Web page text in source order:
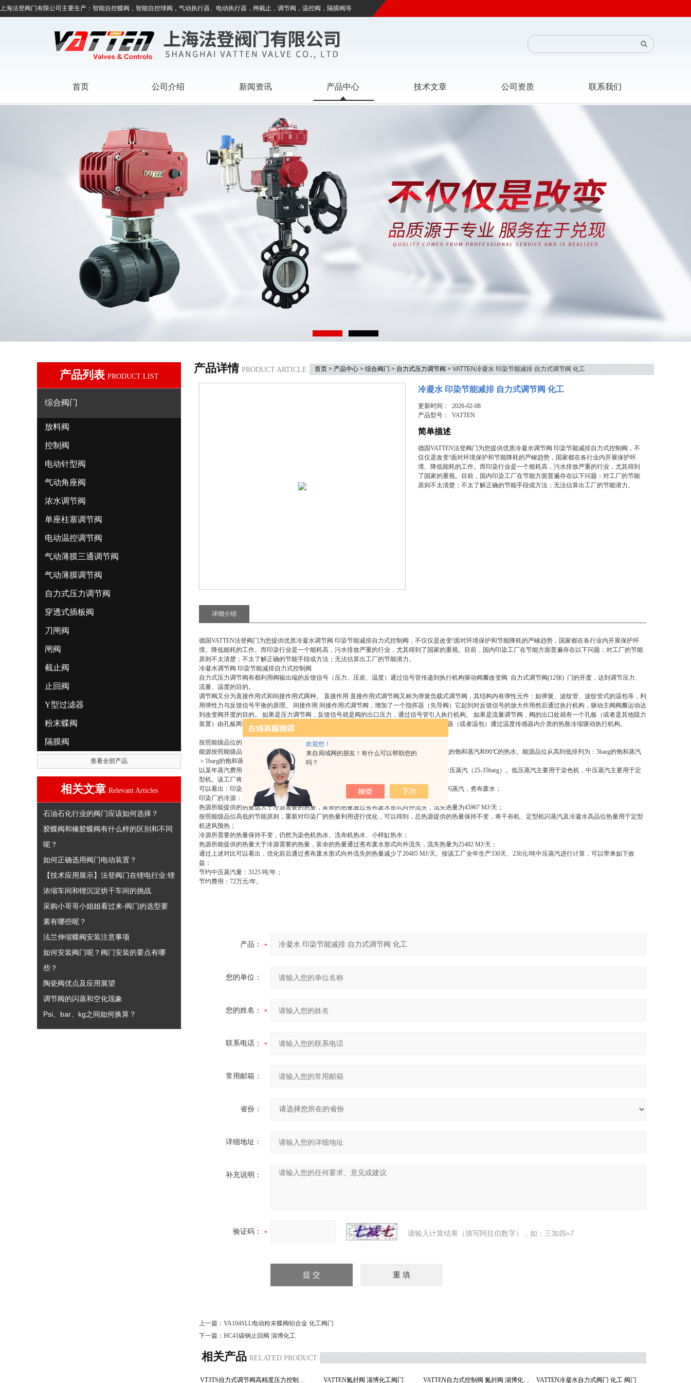
欢迎您！
来自局域网的朋友！有什么可以帮助您的
吗？
上海法登阀门有限公司主要生产：智能自控蝶阀，智能自控球阀，气动执行器、电动执行器，闸截止，调节阀，温控阀，隔膜阀等
首页 公司介绍 新闻资讯 产品中心 技术文章 公司资质 联系我们
产品列表 PRODUCT LIST
综合阀门
放料阀
控制阀
电动针型阀
气动角座阀
浓水调节阀
单座柱塞调节阀
电动温控调节阀
气动薄膜三通调节阀
气动薄膜调节阀
自力式压力调节阀
穿透式插板阀
刀闸阀
闸阀
截止阀
止回阀
Y型过滤器
粉末蝶阀
隔膜阀
查看全部产品
相关文章 Relevant Articles
石油石化行业的阀门应该如何选择？
胶蝶阀和橡胶蝶阀有什么样的区别和不同
呢？
如何正确选用阀门电动装置？
【技术应用展示】法登阀门在锂电行业:锂
浓缩车间和锂沉淀烘干车间的挑战
采购小哥哥小姐姐看过来-阀门的选型要
素有哪些呢？
法兰伸缩蝶阀安装注意事项
如何安装阀门呢？阀门安装的要点有哪
些？
陶瓷阀优点及应用展望
调节阀的闪蒸和空化现象
Psi、bar、kg之间如何换算？
产品详情 PRODUCT ARTICLE 首页>产品中心>综合阀门>自力式压力调节阀> VATTEN冷凝水 印染节能减排 自力式调节阀 化工
冷凝水 印染节能减排 自力式调节阀 化工
更新时间： 2026-02-08
产品型号：VATTEN
简单描述
德国VATTEN法登阀门为您提供优质冷凝水调节阀 印染节能减排自力式控制阀，不
仅仅是改变!面对环境保护和节能降耗的严峻趋势，国家都在各行业内开展保护环
境、降低能耗的工作。而印染行业是一个能耗高，污水排放严重的行业，尤其得到
了国家的重视。目前，国内印染工厂在节能方面普遍存在以下问题：对工厂的节能
原则不太清楚；不太了解正确的节能手段或方法；无法估算出工厂的节能潜力。
详细介绍
德国VATTEN法登阀门为您提供优质冷凝水调节阀 印染节能减排自力式控制阀 ，不仅仅是改变!面对环境保护和节能降耗的严峻趋势，国家都在各行业内开展保护环
境、降低能耗的工作。而印染行业是一个能耗高，污水排放严重的行业，尤其得到了国家的重视。目前，国内印染工厂在节能方面普遍存在以下问题：对工厂的节能
原则不太清楚；不太了解正确的节能手段或方法；无法估算出工厂的节能潜力。
冷凝水调节阀 印染节能减排自力式控制阀
自力式压力调节阀有都利用阀输出端的反馈信号（压力、压差、温度）通过信号管传递到执行机构驱动阀瓣改变阀 自力式调节阀(12张) 门的开度，达到调节压力、
流量、温度的目的。
调节阀又分为直接作用式和间接作用式两种。 直接作用 直接作用式调节阀又称为弹簧负载式调节阀，其结构内有弹性元件：如弹簧、波纹管、波纹管式的温包等，利
用弹性力与反馈信号平衡的原理。 间接作用 间接作用式调节阀，增加了一个指挥器（先导阀）它起到对反馈信号的放大作用然后通过执行机构，驱动主阀阀瓣运动达
到改变阀开度的目的。 如果是压力调节阀，反馈信号就是阀的出口压力，通过信号管引入执行机构。 如果是流量调节阀，阀的出口处就有一个孔板（或者是其他阻力
装置）由孔板两端取出压差信号引入执行机构。 如果是温度调节阀，阀的出口就有温度传感器（或者温包）通过温度传感器内介质的热胀冷缩驱动执行机构。
按照能级品位的高低进行节能
能源按照能级品位分有高品位能源、中品位能源和低品位能源。例如5barg的饱和蒸汽、1barg的饱和蒸汽和90℃的热水。能源品位从高到低排列为：5barg的饱和蒸汽
＞1barg的饱和蒸汽＞90℃的热水。
以某年蒸汽费用为1000万元的印染厂为例，工厂外购有两种蒸汽：低压蒸汽（5-10barg）和中压蒸汽（25-35barg）。低压蒸汽主要用于染色机，中压蒸汽主要用于定
型机。该工厂将定型机和染色机产生的冷凝水都用做染色机的热水，对全厂进行热平衡分析。
可以看出：印染厂可回收的热源：染色机冷却水，染色机冷凝水，干布机、定型机冷凝水，闪蒸汽，煮布废水；
印染厂的冷源：染色机热水、洗布机热水、小样缸热水；
热源所能提供的热量远大于冷源需要的热量，富余的热量通过煮布废水形式向外流失，流失热量为45967 MJ/天；
按照能级品位高低的节能原则，重新对印染厂的热量利用进行优化，可以得到，总热源提供的热量保持不变，将干布机、定型机闪蒸汽及冷凝水高品位热量用于定型
机进风预热；
冷源所需要的热量保持不变，仍然为染色机热水、洗布机热水、小样缸热水；
热源所能提供的热量大于冷源需要的热量，富余的热量通过煮布废水形式向外流失，流失热量为25482 MJ/天；
通过上述对比可以看出，优化前后通过煮布废水形式向外流失的热量减少了20485 MJ/天。按该工厂全年生产330天、230元/吨中压蒸汽进行计算，可以带来如下效
益：
节约中压蒸汽量：3125 吨/年；
节约费用：72万元/年。
产品：
您的单位：
您的姓名：
联系电话：
常用邮箱：
省份：
详细地址：
补充说明：
验证码： 请输入计算结果（填写阿拉伯数字），如：三加四=7
上一篇： VA104SLL电动粉末蝶阀铝合金 化工阀门
下一篇： HC41碳钢止回阀 淄博化工
相关产品 RELATED PRODUCT
VT3TS自力式调节阀高精度压力控制阀 淄博阀门 VATTEN氮封阀 淄博化工阀门 VATTEN自力式控制阀 氮封阀 淄博化工阀门 VATTEN冷凝水自力式阀门 化工 阀门